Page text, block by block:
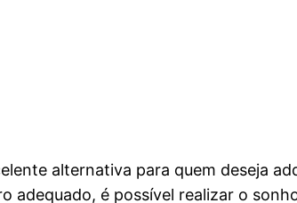
alternativa para quem deseja
adequado, é possível realizar o